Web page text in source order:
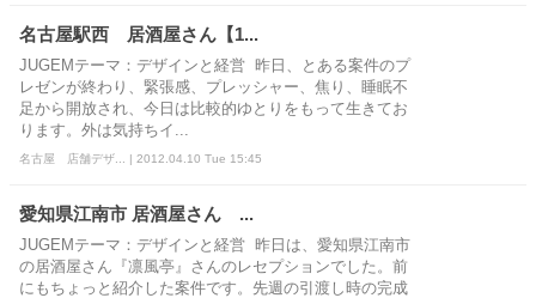
名古屋駅西 居酒屋さん【1...
JUGEMテーマ：デザインと経営 昨日、とある案件のプ
レゼンが終わり、緊張感、プレッシャー、焦り、睡眠不
足から開放され、今日は比較的ゆとりをもって生きてお
ります。外は気持ちイ...
名古屋 店舗デザ... | 2012.04.10 Tue 15:45
愛知県江南市 居酒屋さん ...
JUGEMテーマ：デザインと経営 昨日は、愛知県江南市
の居酒屋さん『凛風亭』さんのレセプションでした。前
にもちょっと紹介した案件です。先週の引渡し時の完成